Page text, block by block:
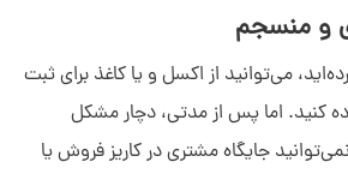
می‌توانید از اکسل و یا کاغذ برای ثبت
کنید. اما پس از مدتی، دچار مشکل
جایگاه مشتری در کاریز فروش یا